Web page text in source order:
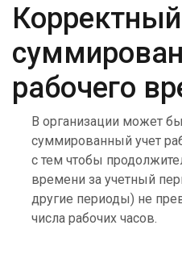
Корректный
рабочего
В организации может
суммированный учет
с тем чтобы
времени за учетный
другие периоды) не
числа рабочих часов.